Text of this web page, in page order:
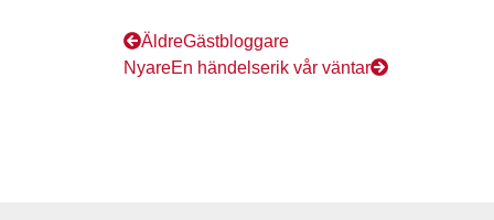
ÄldreGästbloggare
NyareEn händelserik vår väntar